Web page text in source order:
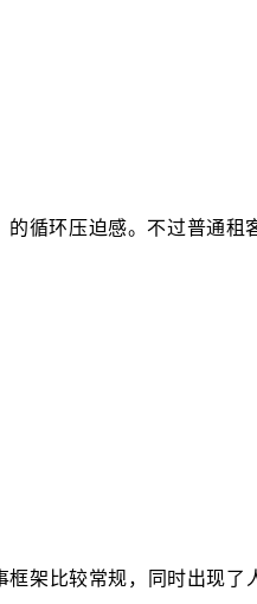
循环压迫感。不过普通租
架比较常规，同时出现了